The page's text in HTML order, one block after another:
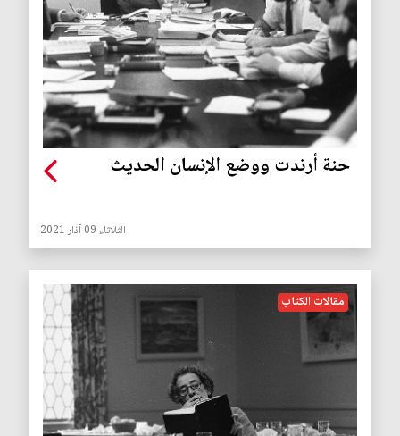
حنة أرندت ووضع الإنسان الحديث
الثلاثاء 09 آذار 2021
مقالات الكتاب